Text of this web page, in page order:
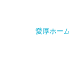
愛厚ホー